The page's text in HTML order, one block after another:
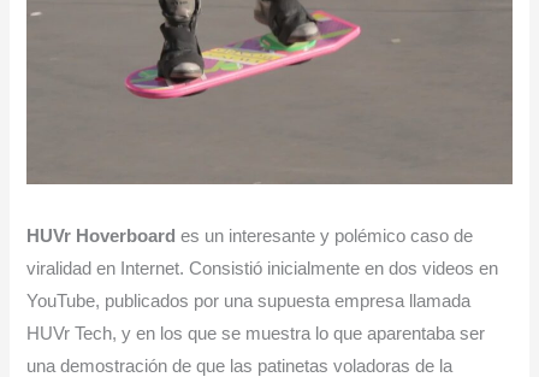
HUVr Hoverboard es un interesante y polémico caso de
viralidad en Internet. Consistió inicialmente en dos videos en
YouTube, publicados por una supuesta empresa llamada
HUVr Tech, y en los que se muestra lo que aparentaba ser
una demostración de que las patinetas voladoras de la